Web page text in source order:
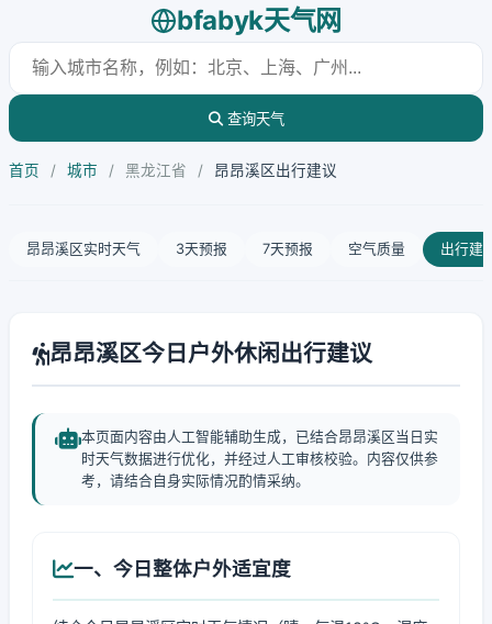
bfabyk天气网
查询天气
首页 / 城市 / 黑龙江省 / 昂昂溪区出行建议
昂昂溪区实时天气 3天预报 7天预报 空气质量 出行建
昂昂溪区今日户外休闲出行建议
本页面内容由人工智能辅助生成，已结合昂昂溪区当日实
时天气数据进行优化，并经过人工审核校验。内容仅供参
考，请结合自身实际情况酌情采纳。
一、今日整体户外适宜度